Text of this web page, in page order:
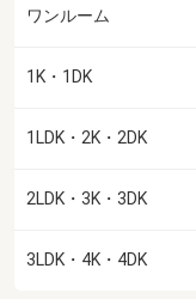
ワンルーム
1K・1DK
1LDK・2K・2DK
2LDK・3K・3DK
3LDK・4K・4DK